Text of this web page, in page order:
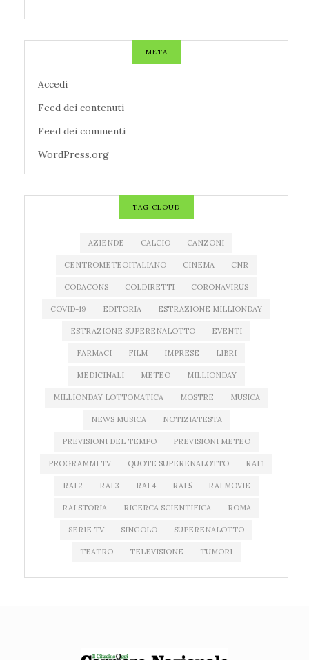
META
Accedi
Feed dei contenuti
Feed dei commenti
WordPress.org
TAG CLOUD
AZIENDE CALCIO CANZONI
CENTROMETEOITALIANO CINEMA CNR
CODACONS COLDIRETTI CORONAVIRUS
COVID-19 EDITORIA ESTRAZIONE MILLIONDAY
ESTRAZIONE SUPERENALOTTO EVENTI
FARMACI FILM IMPRESE LIBRI
MEDICINALI METEO MILLIONDAY
MILLIONDAY LOTTOMATICA MOSTRE MUSICA
NEWS MUSICA NOTIZIATESTA
PREVISIONI DEL TEMPO PREVISIONI METEO
PROGRAMMI TV QUOTE SUPERENALOTTO RAI 1
RAI 2 RAI 3 RAI 4 RAI 5 RAI MOVIE
RAI STORIA RICERCA SCIENTIFICA ROMA
SERIE TV SINGOLO SUPERENALOTTO
TEATRO TELEVISIONE TUMORI